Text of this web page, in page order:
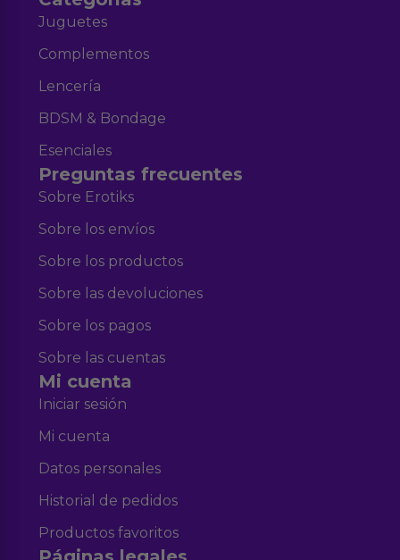
Juguetes
Complementos
Lencería
BDSM & Bondage
Esenciales
Preguntas frecuentes
Sobre Erotiks
Sobre los envíos
Sobre los productos
Sobre las devoluciones
Sobre los pagos
Sobre las cuentas
Mi cuenta
Iniciar sesión
Mi cuenta
Datos personales
Historial de pedidos
Productos favoritos